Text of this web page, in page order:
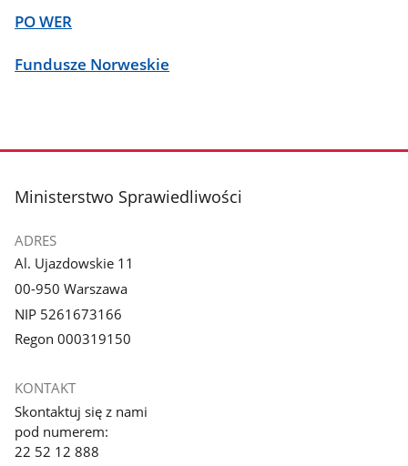
PO WER
Fundusze Norweskie
stopka
Ministerstwo Sprawiedliwości
ADRES
Al. Ujazdowskie 11
00-950 Warszawa
NIP 5261673166
Regon 000319150
KONTAKT
Skontaktuj się z nami
pod numerem:
22 52 12 888